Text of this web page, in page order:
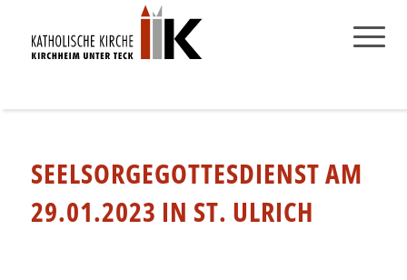
SEELSORGEGOTTESDIENST AM
29.01.2023 IN ST. ULRICH